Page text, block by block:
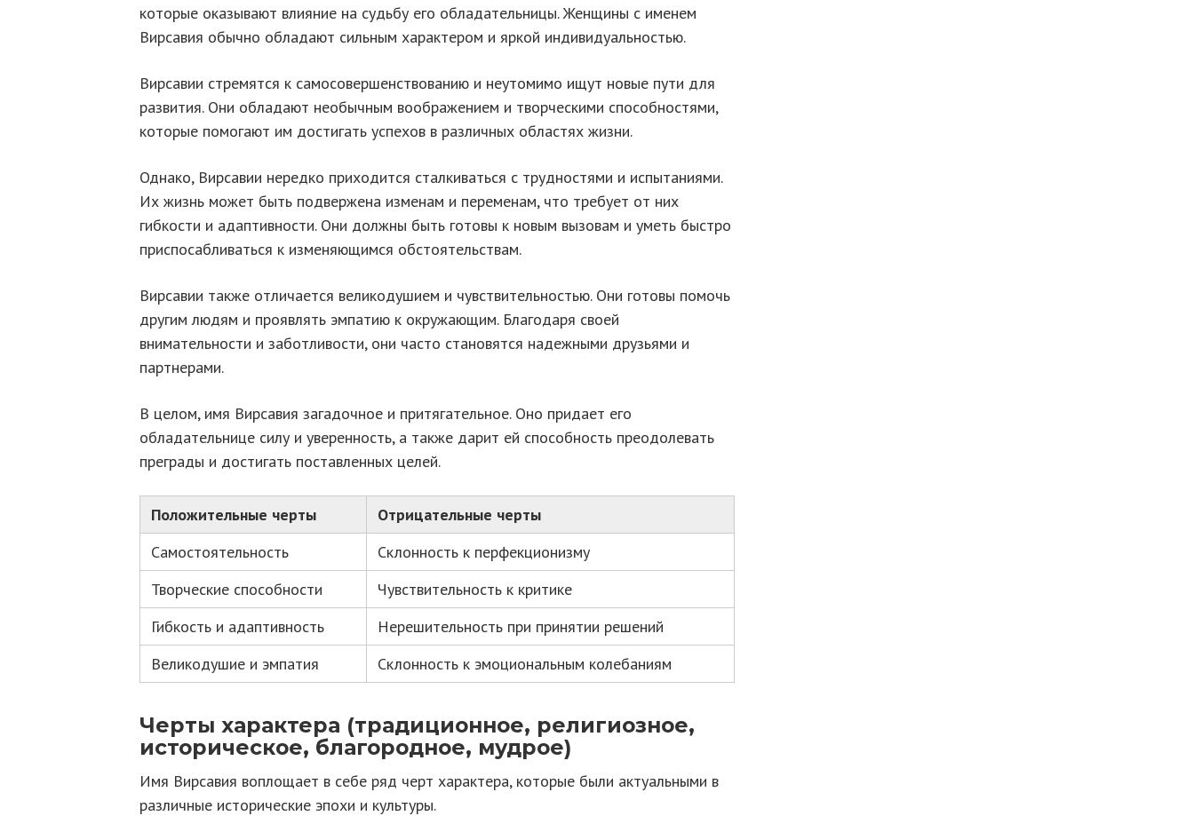
которые оказывают влияние на судьбу его обладательницы. Женщины с именем
Вирсавия обычно обладают сильным характером и яркой индивидуальностью.
Вирсавии стремятся к самосовершенствованию и неутомимо ищут новые пути для
развития. Они обладают необычным воображением и творческими способностями,
которые помогают им достигать успехов в различных областях жизни.
Однако, Вирсавии нередко приходится сталкиваться с трудностями и испытаниями.
Их жизнь может быть подвержена изменам и переменам, что требует от них
гибкости и адаптивности. Они должны быть готовы к новым вызовам и уметь быстро
приспосабливаться к изменяющимся обстоятельствам.
Вирсавии также отличается великодушием и чувствительностью. Они готовы помочь
другим людям и проявлять эмпатию к окружающим. Благодаря своей
внимательности и заботливости, они часто становятся надежными друзьями и
партнерами.
В целом, имя Вирсавия загадочное и притягательное. Оно придает его
обладательнице силу и уверенность, а также дарит ей способность преодолевать
преграды и достигать поставленных целей.
Положительные черты
Отрицательные черты
Самостоятельность
Склонность к перфекционизму
Творческие способности
Чувствительность к критике
Гибкость и адаптивность
Нерешительность при принятии решений
Великодушие и эмпатия
Склонность к эмоциональным колебаниям
Черты характера (традиционное, религиозное,
историческое, благородное, мудрое)
Имя Вирсавия воплощает в себе ряд черт характера, которые были актуальными в
различные исторические эпохи и культуры.